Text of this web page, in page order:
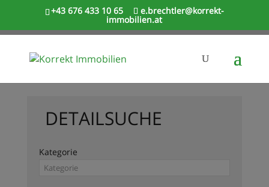
+43 676 433 10 65 e.brechtler@korrekt-
immobilien.at
DETAILSUCHE
Kategorie